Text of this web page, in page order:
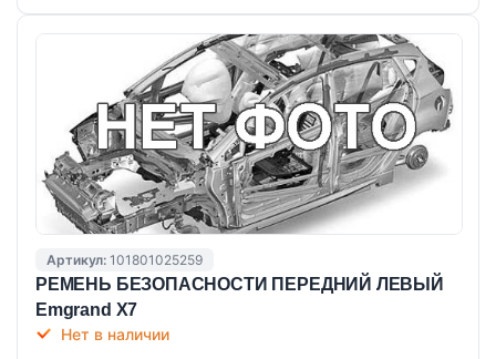
Артикул: 101801025259
РЕМЕНЬ БЕЗОПАСНОСТИ ПЕРЕДНИЙ ЛЕВЫЙ
Emgrand X7
Нет в наличии